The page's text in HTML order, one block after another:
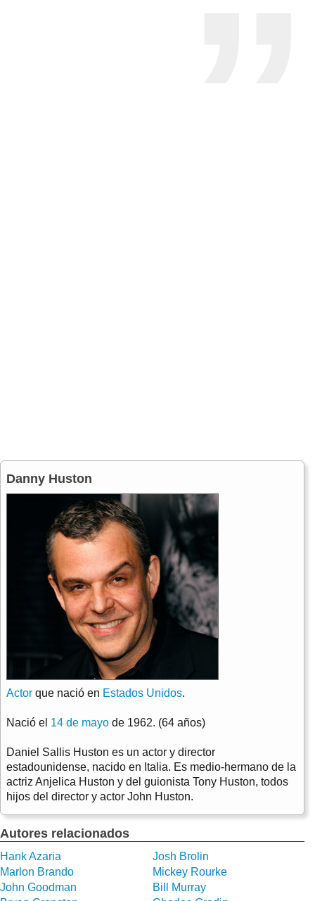
Danny Huston
Actor que nació en Estados Unidos.
Nació el 14 de mayo de 1962. (64 años)
Daniel Sallis Huston es un actor y director
estadounidense, nacido en Italia. Es medio-hermano de la
actriz Anjelica Huston y del guionista Tony Huston, todos
hijos del director y actor John Huston.
Autores relacionados
Hank Azaria
Josh Brolin
Marlon Brando
Mickey Rourke
John Goodman
Bill Murray